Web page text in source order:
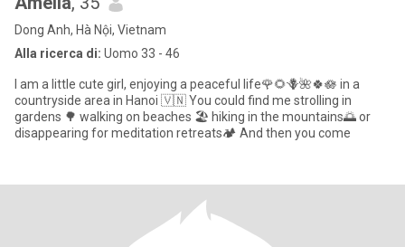
Dong Anh, Hà Nội, Vietnam
Alla ricerca di: Uomo 33 - 46
I am a little cute girl, enjoying a peaceful life🌹🌻🪻🌺🍀🪷 in a
countryside area in Hanoi 🇻🇳 You could find me strolling in
gardens 🌳 walking on beaches 🏖 hiking in the mountains🌅 or
disappearing for meditation retreats🏕 And then you come